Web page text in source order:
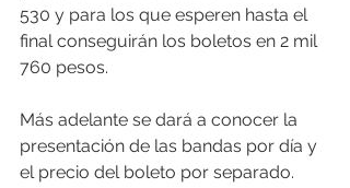
530 y para los que esperen hasta el
final conseguirán los boletos en 2 mil
760 pesos.
Más adelante se dará a conocer la
presentación de las bandas por día y
el precio del boleto por separado.